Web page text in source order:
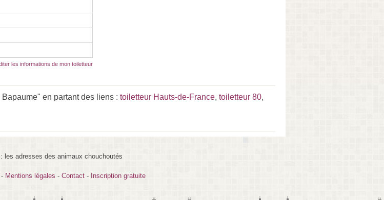
les informations de mon toiletteur
en partant des liens : toiletteur Hauts-de-France, toiletteur 80,
les adresses des animaux chouchoutés
- Mentions légales - Contact - Inscription gratuite